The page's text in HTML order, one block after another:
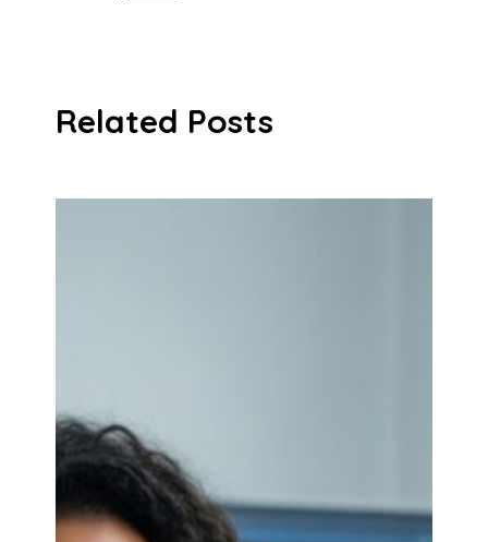
Related Posts